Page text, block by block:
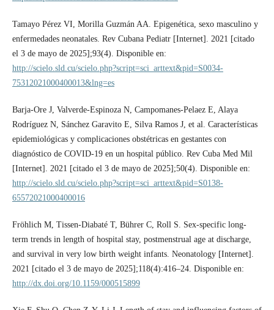
Tamayo Pérez VI, Morilla Guzmán AA. Epigenética, sexo masculino y
enfermedades neonatales. Rev Cubana Pediatr [Internet]. 2021 [citado
el 3 de mayo de 2025];93(4). Disponible en:
http://scielo.sld.cu/scielo.php?script=sci_arttext&pid=S0034-
75312021000400013&lng=es
Barja-Ore J, Valverde-Espinoza N, Campomanes-Pelaez E, Alaya
Rodríguez N, Sánchez Garavito E, Silva Ramos J, et al. Características
epidemiológicas y complicaciones obstétricas en gestantes con
diagnóstico de COVID-19 en un hospital público. Rev Cuba Med Mil
[Internet]. 2021 [citado el 3 de mayo de 2025];50(4). Disponible en:
http://scielo.sld.cu/scielo.php?script=sci_arttext&pid=S0138-
65572021000400016
Fröhlich M, Tissen-Diabaté T, Bührer C, Roll S. Sex-specific long-
term trends in length of hospital stay, postmenstrual age at discharge,
and survival in very low birth weight infants. Neonatology [Internet].
2021 [citado el 3 de mayo de 2025];118(4):416–24. Disponible en:
http://dx.doi.org/10.1159/000515899